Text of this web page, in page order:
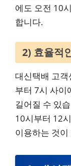
에도 오전 10
합니다.
2) 효율적
대신택배 고
부터 7시 사이
길어질 수 있
10시부터 12
이용하는 것